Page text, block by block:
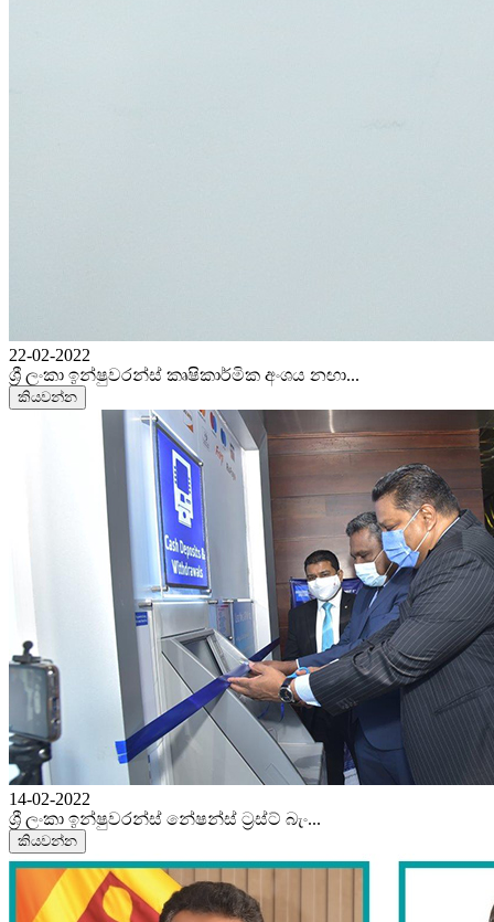
22-02-2022
ශ්‍රී ලංකා ඉන්ෂුවරන්ස් කෘෂිකාර්මික අංශය නඟා...
කියවන්න
14-02-2022
ශ්‍රී ලංකා ඉන්ෂුවරන්ස් නේෂන්ස් ට්‍රස්ට් බැං...
කියවන්න